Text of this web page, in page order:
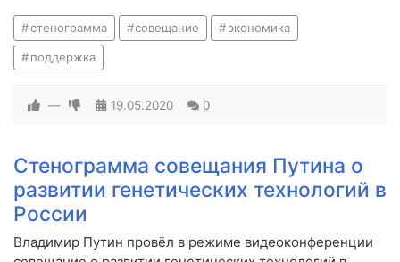
стенограмма совещание экономика
поддержка
— 19.05.2020 0
Стенограмма совещания Путина о
развитии генетических технологий в
России
Владимир Путин провёл в режиме видеоконференции